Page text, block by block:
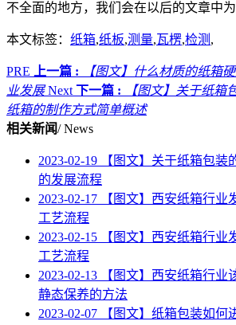
不全面的地方，我们会在以后的文章中
本文标签： 纸箱,纸板,测量,瓦楞,检测 ,
PRE 上一篇 :
【图文】什么材质的纸箱
业发展 Next 下一篇 :
【图文】关于纸箱
纸箱的制作方式简单概述
相关新闻/ News
2023-02-19 【图文】关于纸箱包装
的发展流程
2023-02-17 【图文】西安纸箱行业
工艺流程
2023-02-15 【图文】西安纸箱行业
工艺流程
2023-02-13 【图文】西安纸箱行业
静态保养的方法
2023-02-07 【图文】纸箱包装如何